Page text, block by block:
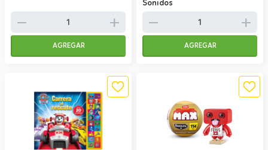
remove add
AGREGAR
Sonidos
remove add
AGREGAR